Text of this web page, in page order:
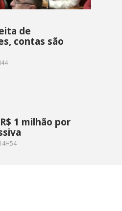
de
contas são
1 milhão por